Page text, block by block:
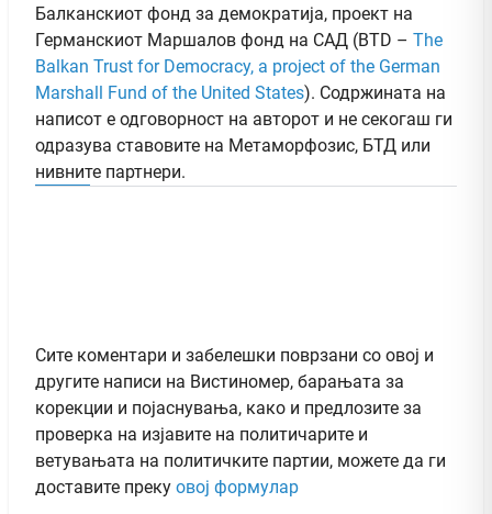
Балканскиот фонд за демократија, проект на
Германскиот Маршалов фонд на САД (BTD – The
Balkan Trust for Democracy, a project of the German
Marshall Fund of the United States). Содржината на
написот е одговорност на авторот и не секогаш ги
одразува ставовите на Метаморфозис, БТД или
нивните партнери.
Сите коментари и забелешки поврзани со овој и
другите написи на Вистиномер, барањата за
корекции и појаснувања, како и предлозите за
проверка на изјавите на политичарите и
ветувањата на политичките партии, можете да ги
доставите преку овој формулар